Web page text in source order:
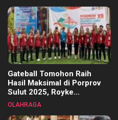
Gateball Tomohon Raih
Hasil Maksimal di Porprov
Sulut 2025, Royke
Tangkawarouw Ucapkan
OLAHRAGA